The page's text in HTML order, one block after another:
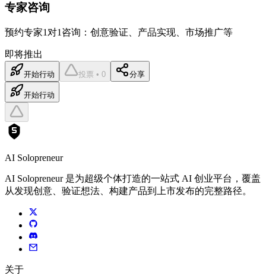
专家咨询
预约专家1对1咨询：创意验证、产品实现、市场推广等
即将推出
开始行动 投票 • 0 分享
开始行动
AI Solopreneur
AI Solopreneur 是为超级个体打造的一站式 AI 创业平台，覆盖
从发现创意、验证想法、构建产品到上市发布的完整路径。
关于